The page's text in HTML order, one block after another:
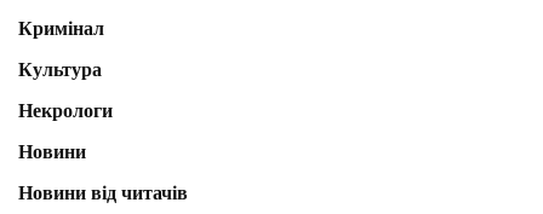
Кримінал
Культура
Некрологи
Новини
Новини від читачів